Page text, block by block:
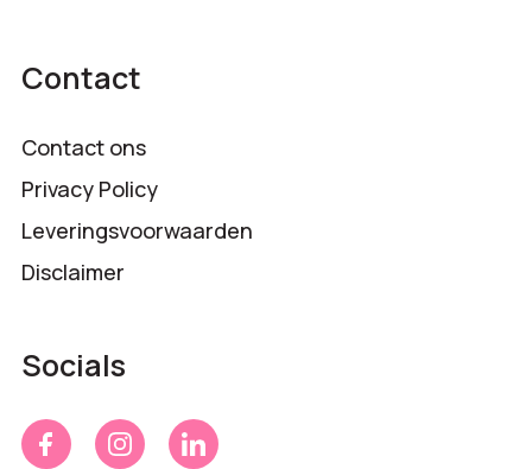
Contact
Contact ons
Privacy Policy
Leveringsvoorwaarden
Disclaimer
Socials